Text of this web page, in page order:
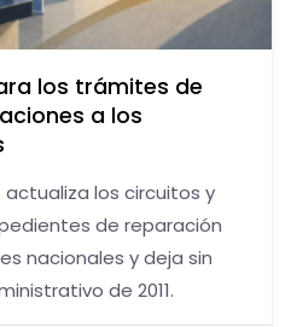
los trámites de
a los
actualiza los circuitos y
de reparación
nacionales y deja sin
de 2011.